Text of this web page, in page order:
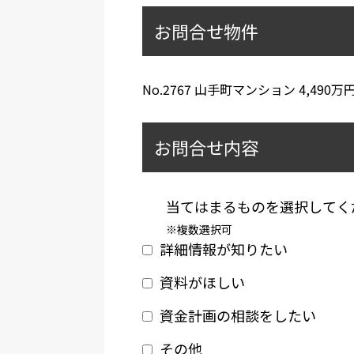
お問合せ物件
No.2767 山手町マンション 4,490万
お問合せ内容
当てはまるものを選択してく
※複数選択可
詳細情報が知りたい
資料がほしい
資金計画の相談をしたい
その他